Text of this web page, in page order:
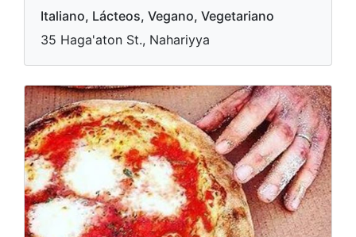
Italiano, Lácteos, Vegano, Vegetariano
35 Haga'aton St., Nahariyya